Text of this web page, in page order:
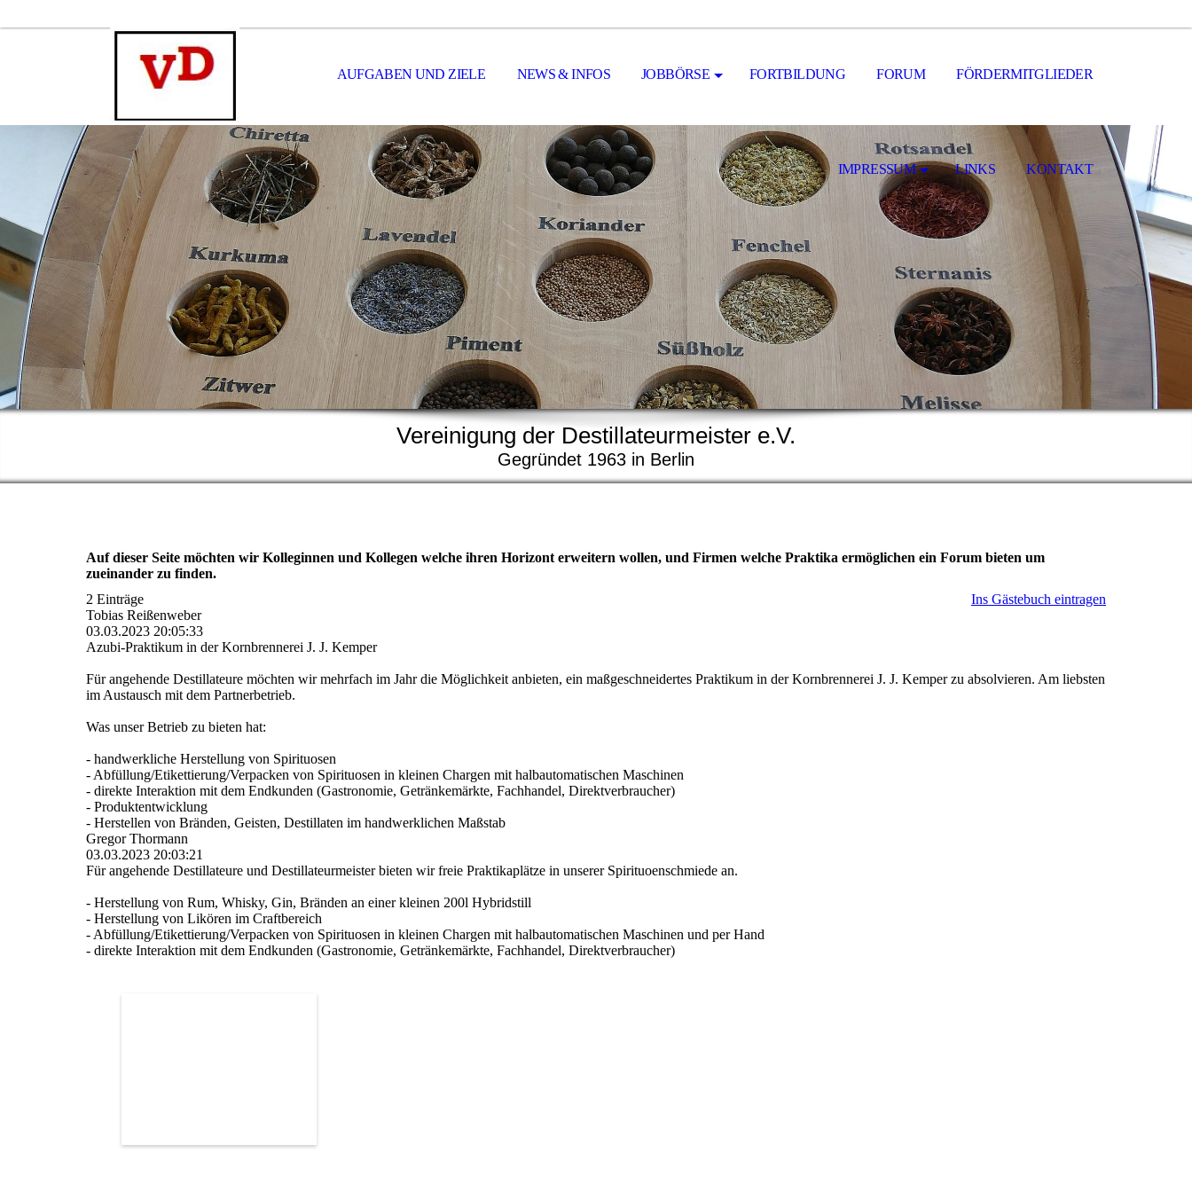
AUFGABEN UND ZIELE NEWS & INFOS JOBBÖRSE FORTBILDUNG FORUM FÖRDERMITGLIEDER
IMPRESSUM LINKS KONTAKT
Vereinigung der Destillateurmeister e.V.
Gegründet 1963 in Berlin
Auf dieser Seite möchten wir Kolleginnen und Kollegen welche ihren Horizont erweitern wollen, und Firmen welche Praktika ermöglichen ein Forum bieten um
zueinander zu finden.
2 Einträge
Ins Gästebuch eintragen
Tobias Reißenweber
03.03.2023 20:05:33
Azubi-Praktikum in der Kornbrennerei J. J. Kemper
Für angehende Destillateure möchten wir mehrfach im Jahr die Möglichkeit anbieten, ein maßgeschneidertes Praktikum in der Kornbrennerei J. J. Kemper zu absolvieren. Am liebsten
im Austausch mit dem Partnerbetrieb.
Was unser Betrieb zu bieten hat:
- handwerkliche Herstellung von Spirituosen
- Abfü­llung/­Etikettierung/­Verpacken von Spirituosen in kleinen Chargen mit halbautomatischen Maschinen
- direkte Interaktion mit dem Endkunden (Gastronomie, Getränkemärkte, Fachhandel, Direktverbraucher)
- Produktentwicklung
- Herstellen von Bränden, Geisten, Destillaten im handwerklichen Maßstab
Gregor Thormann
03.03.2023 20:03:21
Für angehende Destillateure und Destillateurmeister bieten wir freie Praktikaplätze in unserer Spirituoenschmiede an.
- Herstellung von Rum, Whisky, Gin, Bränden an einer kleinen 200l Hybridstill
- Herstellung von Likören im Craftbereich
- Abfü­llung/­Etikettierung/­Verpacken von Spirituosen in kleinen Chargen mit halbautomatischen Maschinen und per Hand
- direkte Interaktion mit dem Endkunden (Gastronomie, Getränkemärkte, Fachhandel, Direktverbraucher)